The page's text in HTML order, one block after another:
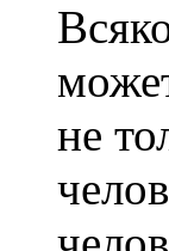
не